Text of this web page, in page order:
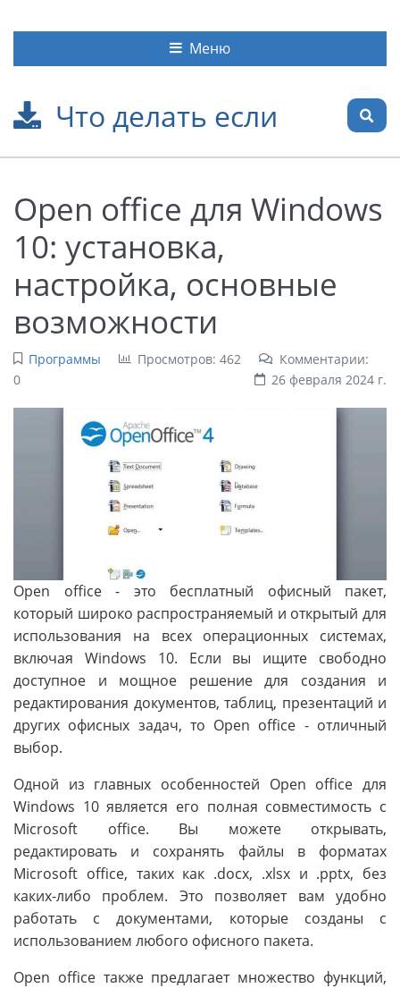
Что делать если
Меню
Open office для Windows
10: установка,
настройка, основные
возможности
Программы Просмотров: 462
Комментарии:
0
26 февраля 2024 г.
Open office - это бесплатный офисный пакет,
который широко распространяемый и открытый для
использования на всех операционных системах,
включая Windows 10. Если вы ищите свободно
доступное и мощное решение для создания и
редактирования документов, таблиц, презентаций и
других офисных задач, то Open office - отличный
выбор.
Одной из главных особенностей Open office для
Windows 10 является его полная совместимость с
Microsoft office. Вы можете открывать,
редактировать и сохранять файлы в форматах
Microsoft office, таких как .docx, .xlsx и .pptx, без
каких-либо проблем. Это позволяет вам удобно
работать с документами, которые созданы с
использованием любого офисного пакета.
Open office также предлагает множество функций,